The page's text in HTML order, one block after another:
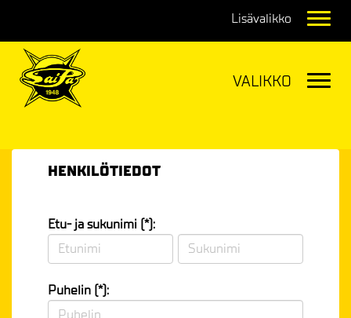
HENKILÖTIEDOT
Etu- ja sukunimi (*):
Puhelin (*):